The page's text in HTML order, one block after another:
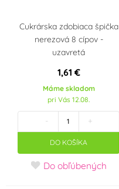
Cukrárska zdobiaca špička
nerezová 8 cípov -
uzavretá
1,61 €
Máme skladom
pri Vás 12.08.
- +
DO KOŠÍKA
Do obľúbených